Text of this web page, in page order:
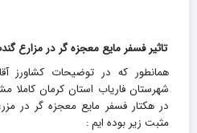
تاثیر فسفر مایع معجزه گر در مزارع
همانطور که در توضیحات کشاورز
در هکتار فسفر مایع معجزه گر در
مثبت زیر بوده ایم :